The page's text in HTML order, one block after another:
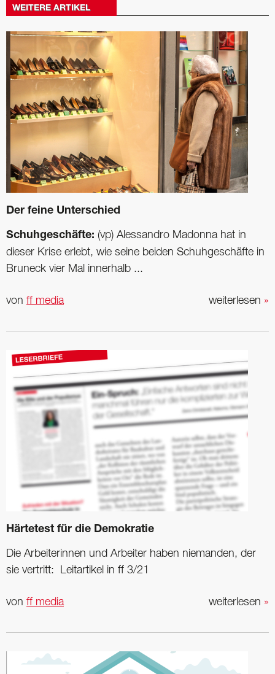
WEITERE ARTIKEL
Der feine Unterschied
Schuhgeschäfte: (vp) Alessandro Madonna hat in
dieser Krise erlebt, wie seine beiden Schuhgeschäfte in
Bruneck vier Mal innerhalb ...
weiterlesen »
von ff media
Härtetest für die Demokratie
Die Arbeiterinnen und Arbeiter haben niemanden, der
sie vertritt: Leitartikel in ff 3/21
weiterlesen »
von ff media